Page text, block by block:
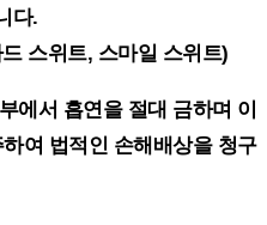
다.
스위트, 스마일 스위트)
에서 흡연을 절대 금하며 이
여 법적인 손해배상을 청구